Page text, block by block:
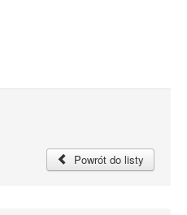
Powrót do listy